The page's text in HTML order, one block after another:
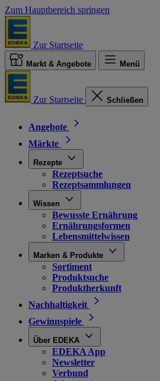
Zum Hauptbereich springen
Zur Startseite
Markt & Angebote Menü
Zur Startseite Schließen
Angebote
Märkte
Rezepte
Rezeptsuche
Rezeptsammlungen
Wissen
Bewusste Ernährung
Ernährungsformen
Lebensmittelwissen
Marken & Produkte
Sortiment
Produktsuche
Produktherkunft
Nachhaltigkeit
Gewinnspiele
Über EDEKA
EDEKA App
Newsletter
Verbund